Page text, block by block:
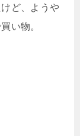
ど、ようや
い物。